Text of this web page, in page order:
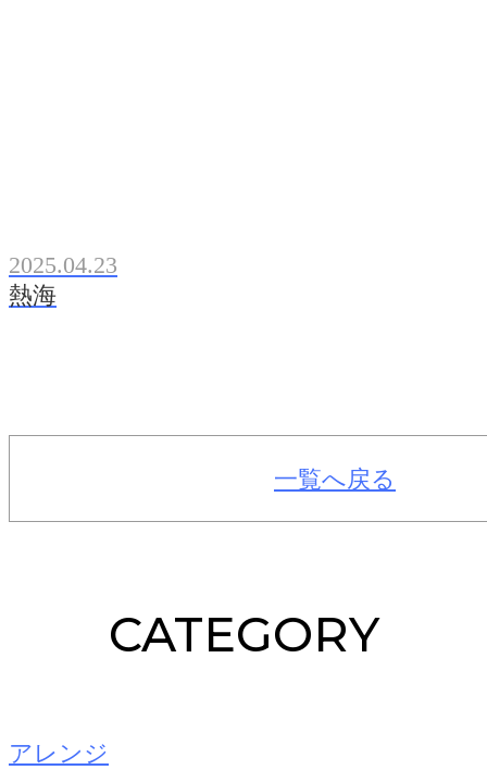
2025.04.23
熱海
一覧へ戻る
CATEGORY
アレンジ